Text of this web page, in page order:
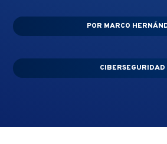
POR MARCO
CIBERSEGURIDAD